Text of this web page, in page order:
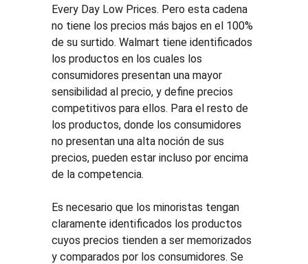
Every Day Low Prices. Pero esta cadena
no tiene los precios más bajos en el 100%
de su surtido. Walmart tiene identificados
los productos en los cuales los
consumidores presentan una mayor
sensibilidad al precio, y define precios
competitivos para ellos. Para el resto de
los productos, donde los consumidores
no presentan una alta noción de sus
precios, pueden estar incluso por encima
de la competencia.
Es necesario que los minoristas tengan
claramente identificados los productos
cuyos precios tienden a ser memorizados
y comparados por los consumidores. Se